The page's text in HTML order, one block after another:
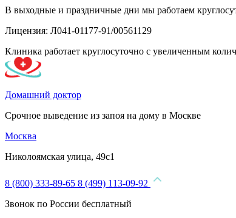
В выходные и праздничные дни мы работаем
Лицензия: Л041-01177-91/00561129
Клиника работает круглосуточно с увеличенным
Домашний доктор
Срочное выведение из запоя на дому в Москве
Москва
Николоямская улица, 49с1
8 (800) 333-89-65 8 (499) 113-09-92
Звонок по России бесплатный